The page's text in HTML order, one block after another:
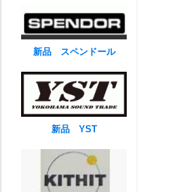
新品 スペンドール
新品 YST